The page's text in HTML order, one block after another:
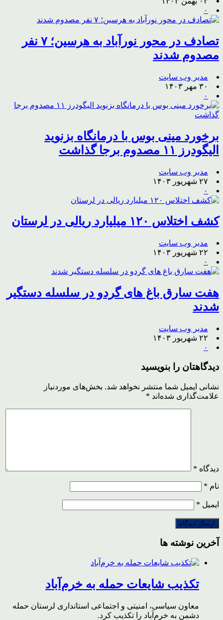
۰
تصادف در محور نورآباد به هرسین؛ ۷ نفر
مصدوم شدند
مدیر وب سایت
۳۰ مهر ۱۴۰۳
۰
برخورد مینی بوس با درمانگاه بزنوید
الیگودرز ۱۱ مصدوم برجا گذاشت
مدیر وب سایت
۲۷ شهریور ۱۴۰۳
۰
کشف اختلاس ۱۲۰ میلیارد ریالی در لرستان
مدیر وب سایت
۲۲ شهریور ۱۴۰۳
۰
هفت سارق باغ های گردو در سلسله دستگیر
شدند
مدیر وب سایت
۲۲ شهریور ۱۴۰۳
۰
دیدگاهتان را بنویسید
نشانی ایمیل شما منتشر نخواهد شد. بخش‌های موردنیاز
علامت‌گذاری شده‌اند *
دیدگاه *
نام *
ایمیل *
آخرین نوشته ها
تکذیب شایعات حمله به خرم‌آباد
معاون سیاسی، امنیتی و اجتماعی استانداری لرستان حمله
دشمن به خرم‌آباد را تکذیب کرد.